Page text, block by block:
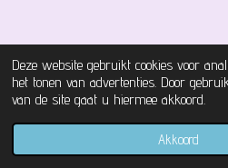
Deze website gebruikt cookies voor
het tonen van advertenties. Door
van de site gaat u hiermee akkoord.
Akkoord